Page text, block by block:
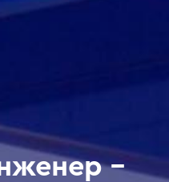
–